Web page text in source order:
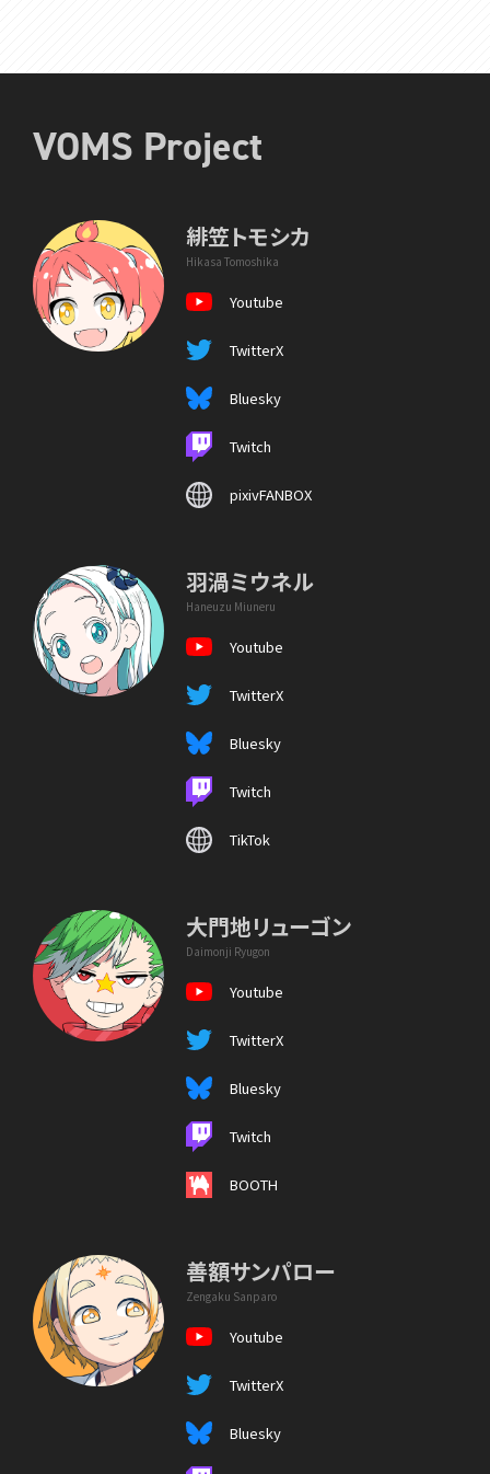
VOMS Project
緋笠トモシカ
Hikasa Tomoshika
Youtube
TwitterX
Bluesky
Twitch
pixivFANBOX
羽渦ミウネル
Haneuzu Miuneru
Youtube
TwitterX
Bluesky
Twitch
TikTok
大門地リューゴン
Daimonji Ryugon
Youtube
TwitterX
Bluesky
Twitch
BOOTH
善額サンパロー
Zengaku Sanparo
Youtube
TwitterX
Bluesky